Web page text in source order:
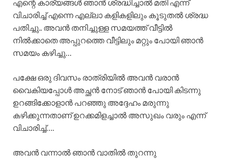
എന്റെ കാര്യങ്ങൾ ഞാൻ ശ്രദ്ധിച്ചാൽ മതി എന്ന്
വിചാരിച്ച് എന്നെ എല്ലാ കളികളിലും കൂടുതൽ ശ്രദ്ധ
പതിച്ചു.. അവൻ തനിച്ചുള്ള സമയത്ത് വീട്ടിൽ
നിൽക്കാതെ അപ്പുറത്തെ വീട്ടിലും മറ്റും പോയി ഞാൻ
സമയം കഴിച്ചു…
പക്ഷേ ഒരു ദിവസം രാത്രിയിൽ അവൻ വരാൻ
വൈകിയപ്പോൾ അച്ഛൻ നോട് ഞാൻ പോയി കിടന്നു
ഉറങ്ങിക്കോളാൻ പറഞ്ഞു അദ്ദേഹം മരുന്നു
കഴിക്കുന്നതാണ് ഉറക്കമിളച്ചാൽ അസുഖം വരും എന്ന്
വിചാരിച്ച്….
അവൻ വന്നാൽ ഞാൻ വാതിൽ തുറന്നു